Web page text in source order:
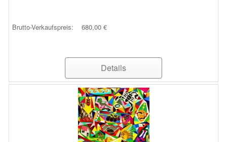
Brutto-Verkaufspreis: 680,00 €
Details